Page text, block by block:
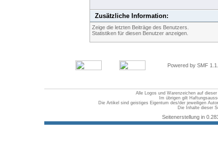
Zusätzliche Information:
Zeige die letzten Beiträge des Benutzers.
Statistiken für diesen Benutzer anzeigen.
Powered by SMF
Alle Logos und Warenzeichen auf
Im übrigen gilt
Die Artikel sind geistiges Eigentum des/der jeweiligen
Die Inhalte dieser
Seitenerstellung in